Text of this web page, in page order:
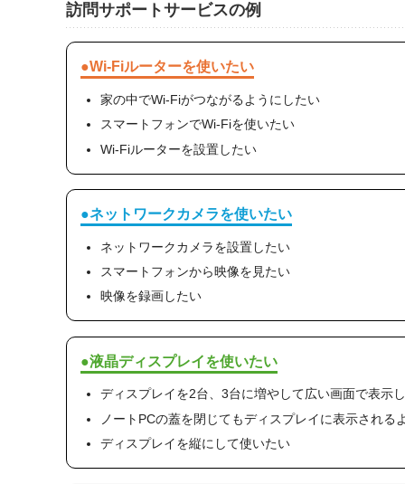
訪問サポートサービスの例
●Wi-Fiルーターを使いたい
家の中でWi-Fiがつながるようにしたい
スマートフォンでWi-Fiを使いたい
Wi-Fiルーターを設置したい
●ネットワークカメラを使いたい
ネットワークカメラを設置したい
スマートフォンから映像を見たい
映像を録画したい
●液晶ディスプレイを使いたい
ディスプレイを2台、3台に増やして広い画面で表示
ノートPCの蓋を閉じてもディスプレイに表示される
ディスプレイを縦にして使いたい